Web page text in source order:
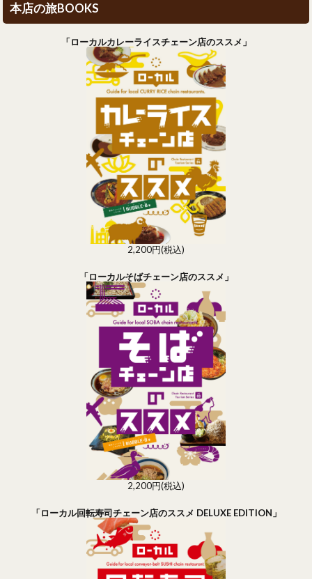
本店の旅BOOKS
「ローカルカレーライスチェーン店のススメ」
2,200円(税込)
「ローカルそばチェーン店のススメ」
2,200円(税込)
「ローカル回転寿司チェーン店のススメ DELUXE EDITION」